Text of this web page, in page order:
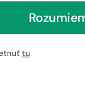
tu
Debna pre